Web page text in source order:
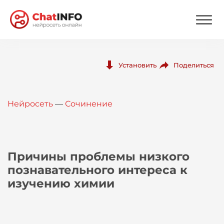
Вход
Установить Поделиться
Нейросеть — Сочинение
Причины проблемы низкого
познавательного интереса к
изучению химии